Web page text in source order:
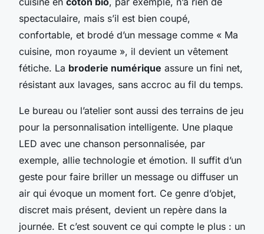
spectaculaire, mais s’il est bien coupé,
confortable, et brodé d’un message comme « Ma
cuisine, mon royaume », il devient un vêtement
fétiche. La broderie numérique assure un fini net,
résistant aux lavages, sans accroc au fil du temps.
Le bureau ou l’atelier sont aussi des terrains de jeu
pour la personnalisation intelligente. Une plaque
LED avec une chanson personnalisée, par
exemple, allie technologie et émotion. Il suffit d’un
geste pour faire briller un message ou diffuser un
air qui évoque un moment fort. Ce genre d’objet,
discret mais présent, devient un repère dans la
journée. Et c’est souvent ce qui compte le plus : un